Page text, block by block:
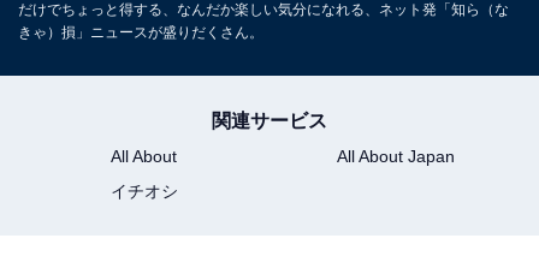
だけでちょっと得する、なんだか楽しい気分になれる、ネット発「知ら（な
きゃ）損」ニュースが盛りだくさん。
関連サービス
All About
All About Japan
イチオシ